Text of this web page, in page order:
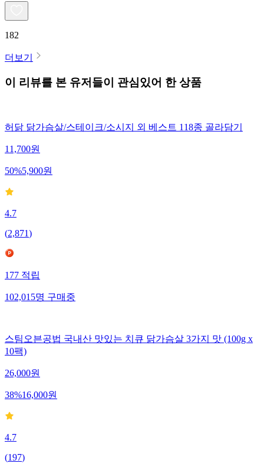
182
더보기
이 리뷰를 본 유저들이 관심있어 한 상품
허닭 닭가슴살/스테이크/소시지 외 베스트 118종 골라담기
11,700원
50%5,900원
4.7
(2,871)
177적립
102,015명구매중
스팀오븐공법 국내산 맛있는 치큐 닭가슴살 3가지 맛 (100g x
10팩)
26,000원
38%16,000원
4.7
(197)